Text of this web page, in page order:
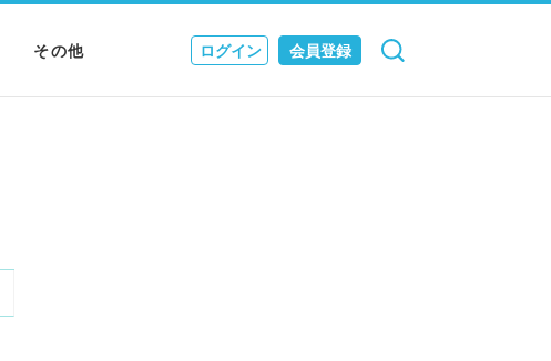
その他 ログイン 会員登録
検索 キャンセル